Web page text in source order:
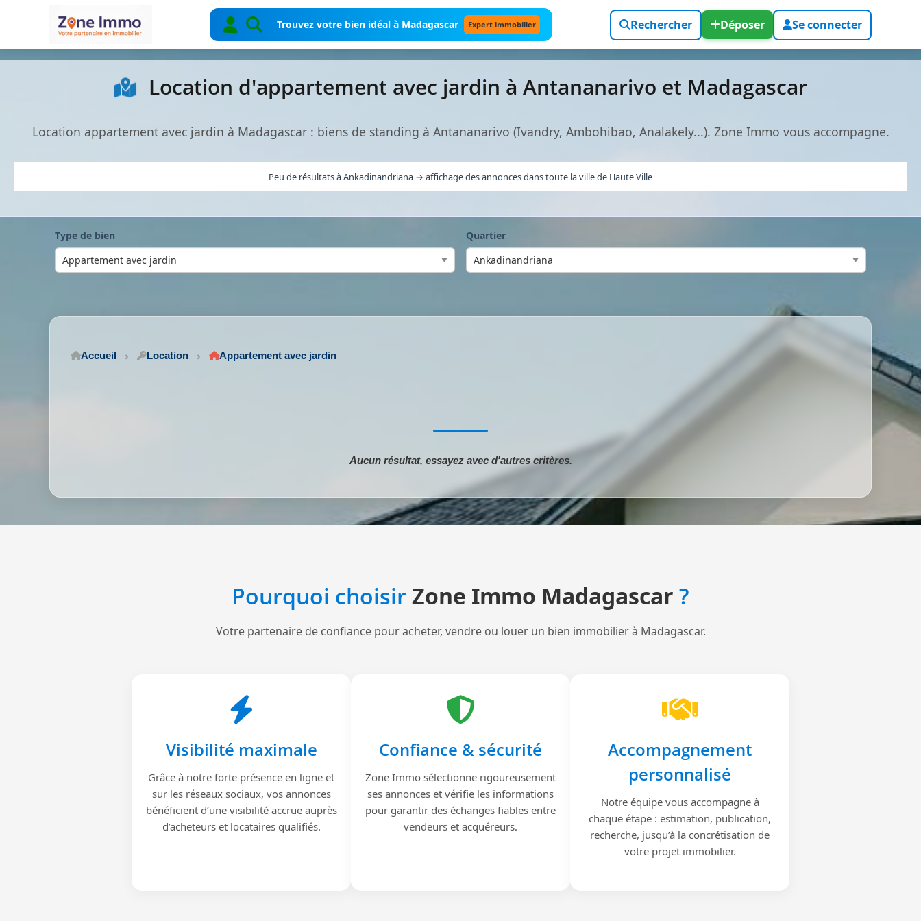
Trouvez votre bien idéal à Madagascar Expert immobilier Rechercher Déposer Se connecter
Location d'appartement avec jardin à Antananarivo et Madagascar
Location appartement avec jardin à Madagascar : biens de standing à Antananarivo (Ivandry, Ambohibao, Analakely...). Zone Immo vous accompagne.
Peu de résultats à Ankadinandriana → affichage des annonces dans toute la ville de Haute Ville
Type de bien Quartier
Accueil Location Appartement avec jardin
Aucun résultat, essayez avec d'autres critères.
Pourquoi choisirZone Immo Madagascar ?
Votre partenaire de confiance pour acheter, vendre ou louer un bien immobilier à Madagascar.
Visibilité maximale
Grâce à notre forte présence en ligne et
sur les réseaux sociaux, vos annonces
bénéficient d’une visibilité accrue auprès
d’acheteurs et locataires qualifiés.
Confiance & sécurité
Zone Immo sélectionne rigoureusement
ses annonces et vérifie les informations
pour garantir des échanges fiables entre
vendeurs et acquéreurs.
Accompagnement
personnalisé
Notre équipe vous accompagne à
chaque étape : estimation, publication,
recherche, jusqu’à la concrétisation de
votre projet immobilier.